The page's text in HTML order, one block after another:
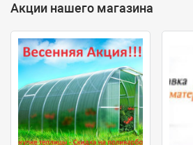
Акции нашего магазина